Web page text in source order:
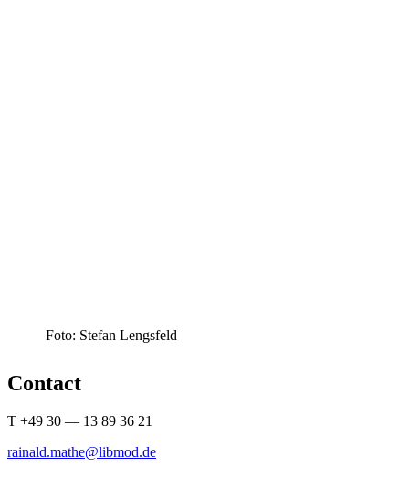
Foto: Stefan Lengsfeld
Contact
T +49 30 — 13 89 36 21
rainald.mathe@libmod.de